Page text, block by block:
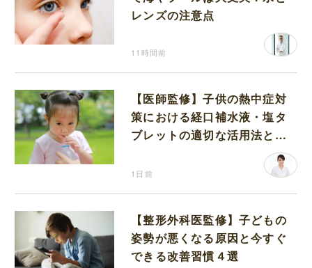
レンズの注意点
11時間前
【医師監修】子供の熱中症対
策における経口補水液・塩タ
ブレットの適切な活用法と水
1日前
【整形外科医監修】子どもの
姿勢が悪くなる原因と今すぐ
できる改善習慣４選